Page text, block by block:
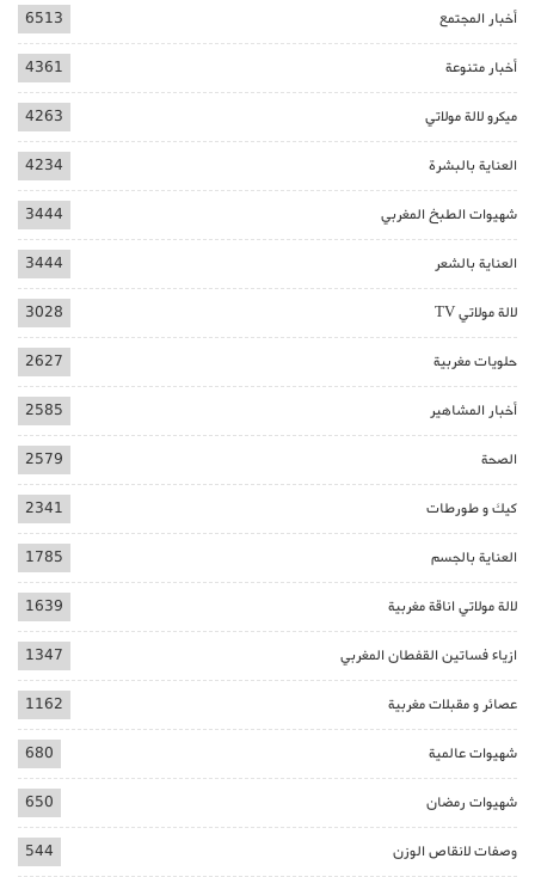
أخبار المجتمع 6513
أخبار متنوعة 4361
ميكرو لالة مولاتي 4263
العناية بالبشرة 4234
شهيوات الطبخ المغربي 3444
العناية بالشعر 3444
لالة مولاتي TV 3028
حلويات مغربية 2627
أخبار المشاهير 2585
الصحة 2579
كيك و طورطات 2341
العناية بالجسم 1785
لالة مولاتي اناقة مغربية 1639
ازياء فساتين القفطان المغربي 1347
عصائر و مقبلات مغربية 1162
شهيوات عالمية 680
شهيوات رمضان 650
وصفات لانقاص الوزن 544